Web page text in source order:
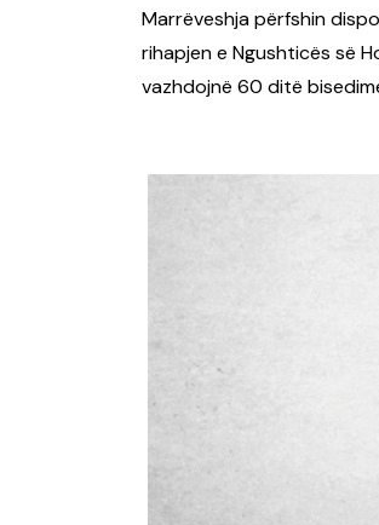
Marrëveshja përfshin
rihapjen e Ngushticës së
vazhdojnë 60 ditë